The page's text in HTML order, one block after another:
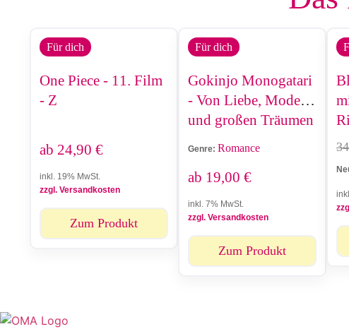
Für dich
One Piece - 11. Film
- Z
ab 24,90 €
inkl. 19% MwSt.
zzgl. Versandkosten
Zum Produkt
Für dich
Gokinjo Monogatari
- Von Liebe, Mode
und großen Träumen
- Schuber (1-4)
Genre: Romance
ab 19,00 €
inkl. 7% MwSt.
zzgl. Versandkosten
Zum Produkt